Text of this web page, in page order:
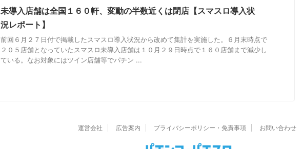
未導入店舗は全国１６０軒、変動の半数近くは閉店【スマスロ導入状
況レポート】
前回６月２７日付で掲載したスマスロ導入状況から改めて集計を実施した。６月末時点で
２０５店舗となっていたスマスロ未導入店舗は１０月２９日時点で１６０店舗まで減少し
ている。なお対象にはツイン店舗等でパチン ...
運営会社 広告案内 プライバシーポリシー・免責事項 お問い合わせ